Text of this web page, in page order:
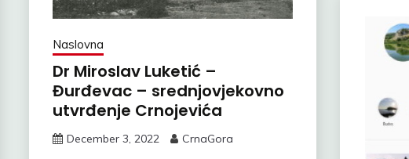
Naslovna
Dr Miroslav Luketić –
Đurđevac – srednjovjekovno
utvrđenje Crnojevića
December 3, 2022 CrnaGora